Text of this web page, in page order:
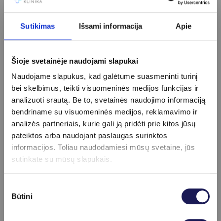
Sutikimas Išsami informacija Apie
Šioje svetainėje naudojami slapukai
Naudojame slapukus, kad galėtume suasmeninti turinį
bei skelbimus, teikti visuomeninės medijos funkcijas ir
analizuoti srautą. Be to, svetainės naudojimo informaciją
bendriname su visuomeninės medijos, reklamavimo ir
analizės partneriais, kurie gali ją pridėti prie kitos jūsų
pateiktos arba naudojant paslaugas surinktos
informacijos. Toliau naudodamiesi mūsų svetaine, jūs
sutinkate su mūsų slapukais.
pasirinkimas
Būtini
Kainoraštis
Reumatinių ligų programa 133 €
Antsvorio ištyrimo programa 98 €
Išplėstinė inkstų funkcijos įvertinimo programa
Išplėstinė ištyrimo programa moterims 279 €
Išplėstinė ištyrimo programa vyrams 279 €
Išplėstinė kepenų ir tulžies ištyrimo programa 55 €
Išplėstinė skydliaukės ištyrimo programa 85 €
Išsami COVID-19 padarinių įvertinimo programa 125 €
Ištyrimo programa aktyviai sportuojantiems
Ištyrimo programa besilaikantiems dietos, vegetarams,
veganams 115 €
Kardiologinė (širdies) kraujo ištyrimo programa 95 €
Kepenų ištyrimo programa (vartojantiems vaistus,